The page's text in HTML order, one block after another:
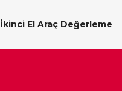
İkinci El Araç Değerleme